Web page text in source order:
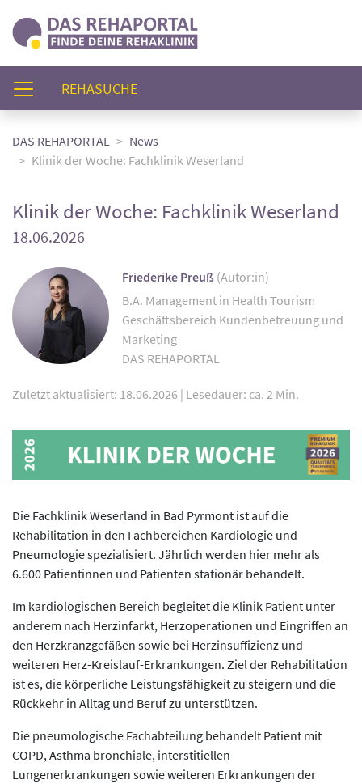
REHASUCHE(AKTUELL)
DAS REHAPORTAL
News
Klinik der Woche: Fachklinik Weserland
Klinik der Woche: Fachklinik Weserland
18.06.2026
Friederike Preuß (Autor:in)
B.A. Management in Health Tourism
Geschäftsbereich Kundenbetreuung und
Marketing
DAS REHAPORTAL
Zuletzt aktualisiert: 18.06.2026 | Lesedauer: ca. 2 Min.
Die Fachklinik Weserland in Bad Pyrmont ist auf die
Rehabilitation in den Fachbereichen Kardiologie und
Pneumologie spezialisiert. Jährlich werden hier mehr als
6.600 Patientinnen und Patienten stationär behandelt.
Im kardiologischen Bereich begleitet die Klinik Patient unter
anderem nach Herzinfarkt, Herzoperationen und Eingriffen an
den Herzkranzgefäßen sowie bei Herzinsuffizienz und
weiteren Herz-Kreislauf-Erkrankungen. Ziel der Rehabilitation
ist es, die körperliche Leistungsfähigkeit zu steigern und die
Rückkehr in Alltag und Beruf zu unterstützen.
Die pneumologische Fachabteilung behandelt Patient mit
COPD, Asthma bronchiale, interstitiellen
Lungenerkrankungen sowie weiteren Erkrankungen der